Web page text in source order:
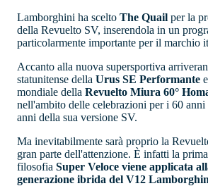
Lamborghini ha scelto The Quail per la
della Revuelto SV, inserendola in un
particolarmente importante per il marchio
Accanto alla nuova supersportiva
statunitense della Urus SE Performante
mondiale della Revuelto Miura 60°
nell'ambito delle celebrazioni per i 60
anni della sua versione SV.
Ma inevitabilmente sarà proprio la
gran parte dell'attenzione. È infatti la
filosofia Super Veloce viene applicata
generazione ibrida del V12